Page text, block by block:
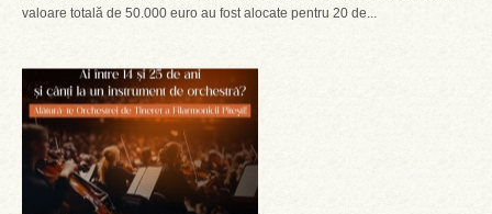
valoare totală de 50.000 euro au fost alocate pentru 20 de...